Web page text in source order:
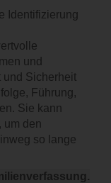
Identifizierung
und
und Sicherheit
Führung,
Sie kann
um den
so lange